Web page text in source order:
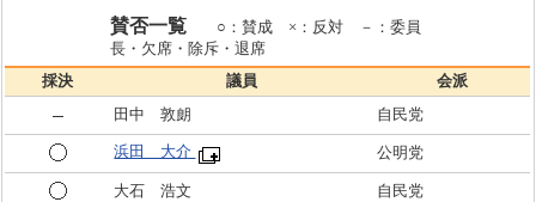
賛否一覧
○：賛成 ×：反対 －：委員
長・欠席・除斥・退席
採決 議員
会派
田中 敦朗
自民党
浜田 大介 公明党
大石 浩文 自民党